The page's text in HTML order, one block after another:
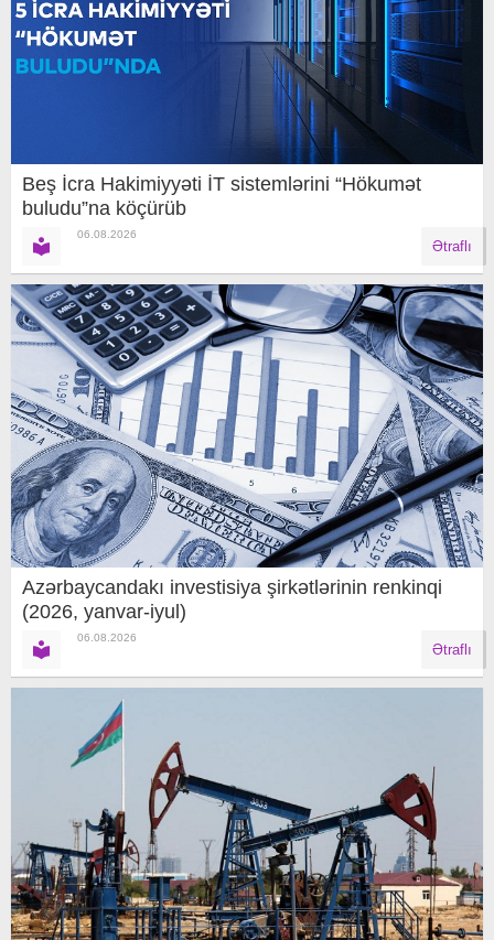
Beş İcra Hakimiyyəti İT sistemlərini “Hökumət
buludu”na köçürüb
06.08.2026
Ətraflı
Azərbaycandakı investisiya şirkətlərinin renkinqi
(2026, yanvar-iyul)
06.08.2026
Ətraflı